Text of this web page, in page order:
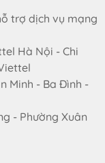
trợ dịch vụ mạng
Hà Nội - Chi
Minh - Ba Đình -
- Phường Xuân